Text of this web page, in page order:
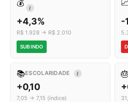
💰
I
+4,3%
R$ 1.928 → R$ 2.010
SUBINDO
📈
-
📚ESCOLARIDADE I
+0,10
7,05 → 7,15 (índice)
🎂